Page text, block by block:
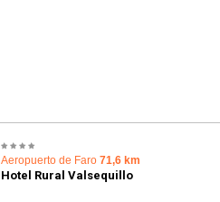
Aeropuerto de Faro71,6 km
Hotel Rural Valsequillo